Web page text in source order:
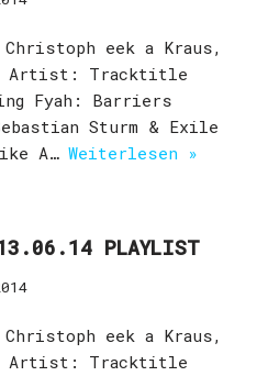
eek a Kraus,
Artist: Tracktitle
Fyah: Barriers
Sturm & Exile
A… Weiterlesen »
13.06.14 PLAYLIST
eek a Kraus,
Artist: Tracktitle